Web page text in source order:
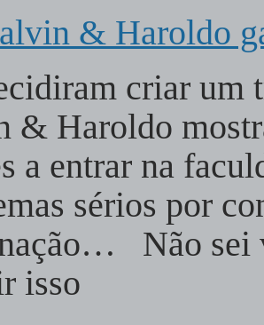
criar um
& Haroldo
a entrar na
sérios por
Não sei
isso